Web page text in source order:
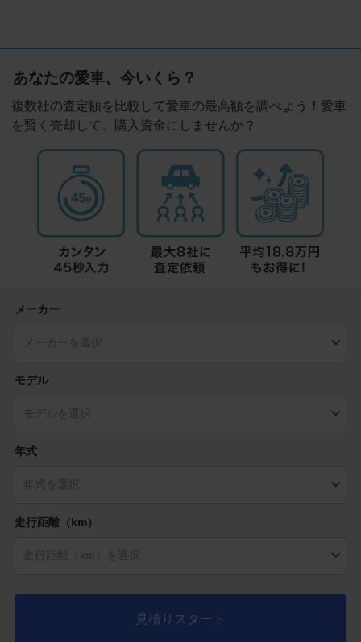
あなたの愛車、今いくら？
複数社の査定額を比較して愛車の最高額を調べよう！愛車
を賢く売却して、購入資金にしませんか？
メーカー
モデル
年式
走行距離（km）
見積りスタート